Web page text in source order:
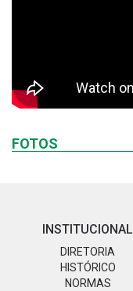
FOTOS
INSTITUCIONAL
DIRETORIA
HISTÓRICO
NORMAS